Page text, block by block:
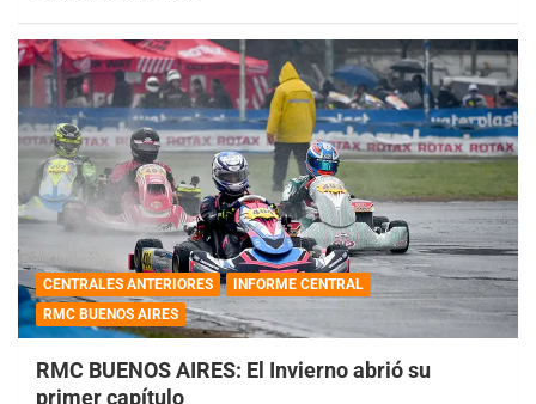
CENTRALES ANTERIORES
INFORME CENTRAL
RMC BUENOS AIRES
RMC BUENOS AIRES: El Invierno abrió su
primer capítulo